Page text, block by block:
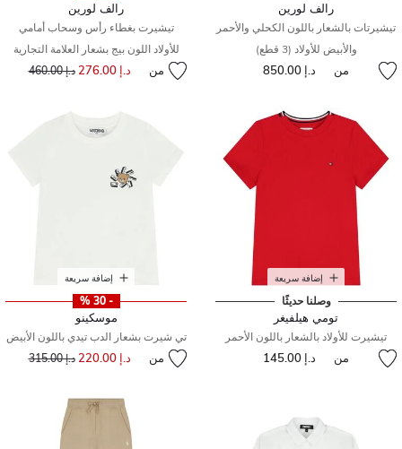
رالف لورين
تيشيرتات بالشعار باللون الكحلي والأحمر
والأبيض للأولاد (3 قطع)
من د.إ 850.00
رالف لورين
تيشيرت بغطاء رأس وسحاب أمامي
للأولاد اللون بيج بشعار العلامة التجارية
من د.إ 276.00 سعر مخفض من
د.إ 460.00 إلى
إضافة سريعة
وصلنا حديثًا
تومي هيلفيغر
تيشيرت للأولاد بالشعار باللون الأحمر
من د.إ 145.00
إضافة سريعة
- 30 %
موسكينو
تي شيرت بشعار الدب تيدي باللون الأبيض
من د.إ 220.00 سعر مخفض من
د.إ 315.00 إلى